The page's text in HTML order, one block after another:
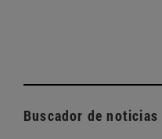
Buscador de noticias